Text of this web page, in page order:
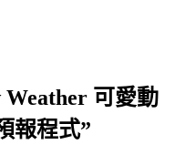
Weather 可愛動
報程式”